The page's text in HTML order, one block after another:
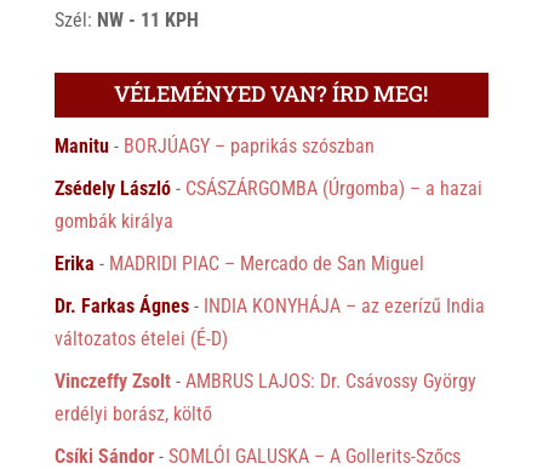
Szél: NW - 11 KPH
VÉLEMÉNYED VAN? ÍRD MEG!
Manitu- BORJÚAGY – paprikás szószban
Zsédely László- CSÁSZÁRGOMBA (Úrgomba) – a hazai
gombák királya
Erika - MADRIDI PIAC – Mercado de San Miguel
Dr. Farkas Ágnes- INDIA KONYHÁJA – az ezerízű India
változatos ételei (É-D)
Vinczeffy Zsolt- AMBRUS LAJOS: Dr. Csávossy György
erdélyi borász, költő
Csíki Sándor- SOMLÓI GALUSKA – A Gollerits-Szőcs